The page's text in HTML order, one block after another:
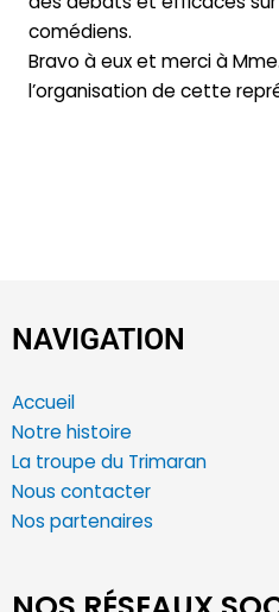
comédiens.
Bravo à eux et merci à
l’organisation de cette
NAVIGATION
Accueil
Notre histoire
La troupe du Trimaran
Nous contacter
Nos partenaires